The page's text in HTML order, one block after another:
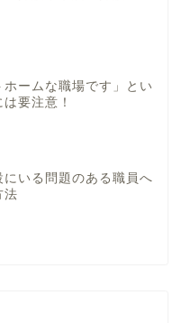
ホームな職場です」とい
要注意！
にいる問題のある職員へ
法